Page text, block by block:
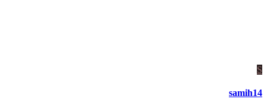
S
samih14